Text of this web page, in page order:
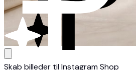
Skab billeder til Instagram Shop